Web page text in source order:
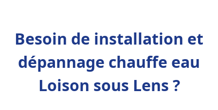
Besoin de installation et
dépannage chauffe eau
Loison sous Lens ?